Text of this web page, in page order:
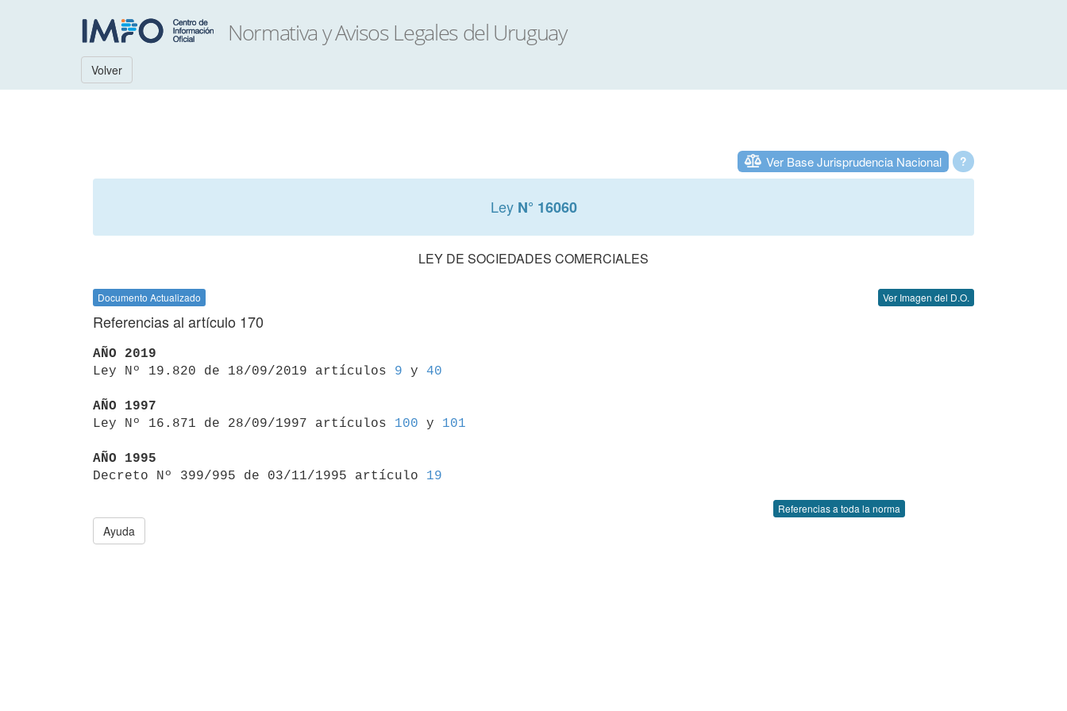
Volver
?
Ver Base Jurisprudencia Nacional
Ley N° 16060
LEY DE SOCIEDADES COMERCIALES
Documento Actualizado Ver Imagen del D.O.
Referencias al artículo 170
AÑO 2019
Ley Nº 19.820 de 18/09/2019 artículos 9 y 40
AÑO 1997
Ley Nº 16.871 de 28/09/1997 artículos 100 y 101
AÑO 1995
Decreto Nº 399/995 de 03/11/1995 artículo 19
Referencias a toda la norma
Ayuda